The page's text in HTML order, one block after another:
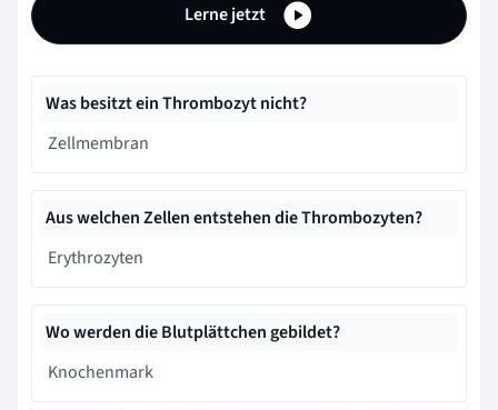
Lerne jetzt
Was besitzt ein Thrombozyt nicht?
Zellmembran
Aus welchen Zellen entstehen die Thrombozyten?
Erythrozyten
Wo werden die Blutplättchen gebildet?
Knochenmark